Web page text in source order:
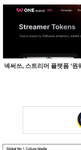
넥써쓰, 스트리머 플랫폼 ‘원